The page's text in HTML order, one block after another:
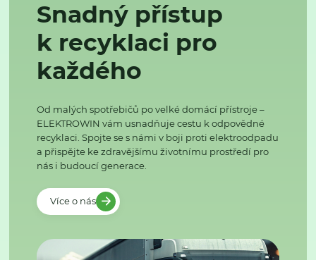
Snadný přístup
k recyklaci pro
každého
Od malých spotřebičů po velké domácí přístroje –
ELEKTROWIN vám usnadňuje cestu k odpovědné
recyklaci. Spojte se s námi v boji proti elektroodpadu
a přispějte ke zdravějšímu životnímu prostředí pro
nás i budoucí generace.
Více o nás